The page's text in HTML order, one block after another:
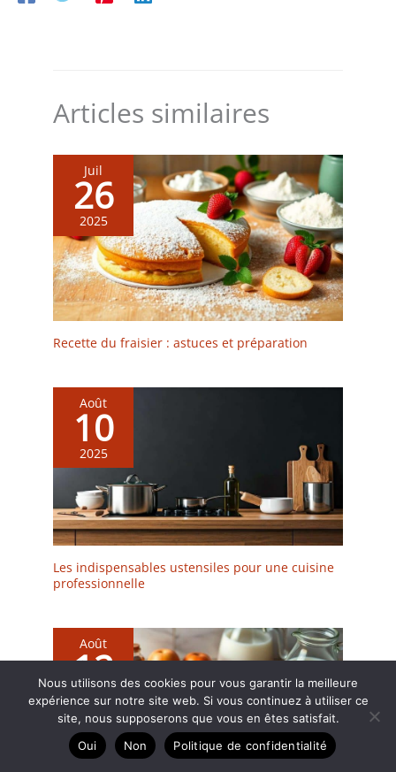
Articles similaires
Juil
26
2025
Recette du fraisier : astuces et préparation
Août
10
2025
Les indispensables ustensiles pour une cuisine
professionnelle
Août
12
Nous utilisons des cookies pour vous garantir la meilleure
expérience sur notre site web. Si vous continuez à utiliser ce
site, nous supposerons que vous en êtes satisfait.
Oui
Non Politique de confidentialité